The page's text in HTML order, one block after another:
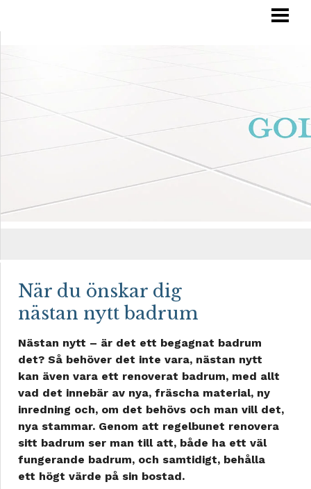
MÅLA TRÄGOLV
När du önskar dig
nästan nytt badrum
Nästan nytt – är det ett begagnat badrum
det? Så behöver det inte vara, nästan nytt
kan även vara ett renoverat badrum, med allt
vad det innebär av nya, fräscha material, ny
inredning och, om det behövs och man vill det,
nya stammar. Genom att regelbunet renovera
sitt badrum ser man till att, både ha ett väl
fungerande badrum, och samtidigt, behålla
ett högt värde på sin bostad.